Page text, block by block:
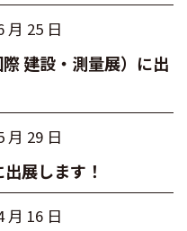
月 25 日
建設・測量展）に出
月 29 日
展します！
月 16 日